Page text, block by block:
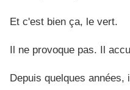
Et c'est bien ça, le vert.
Il ne provoque pas. Il
Depuis quelques